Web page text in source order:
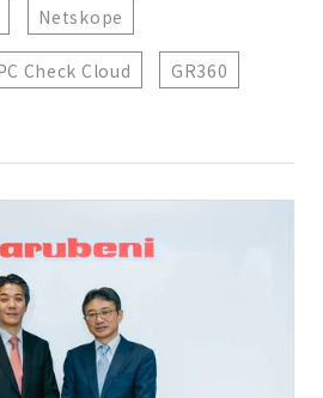
Netskope
Check Cloud GR360